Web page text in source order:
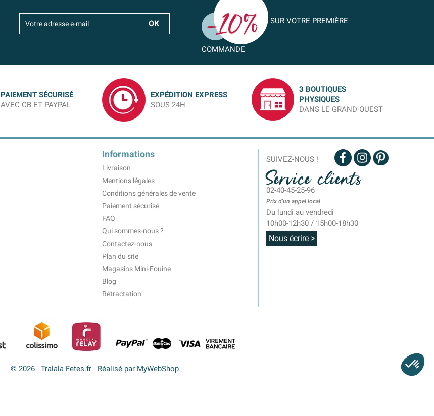
SUR VOTRE PREMIÈRE
COMMANDE
PAIEMENT SÉCURISÉ
AVEC CB ET PAYPAL
EXPÉDITION EXPRESS
SOUS 24H
3 BOUTIQUES
PHYSIQUES
DANS LE GRAND OUEST
Informations
Livraison
Mentions légales
Conditions générales de vente
Paiement sécurisé
FAQ
Qui sommes-nous ?
Contactez-nous
Plan du site
Magasins Mini-Fouine
Blog
Rétractation
SUIVEZ-NOUS !
Service clients
02-40-45-25-96
Prix d'un appel local
Du lundi au vendredi
10h00-12h30 / 15h00-18h30
Nous écrire >
© 2026 - Tralala-Fetes.fr - Réalisé par MyWebShop